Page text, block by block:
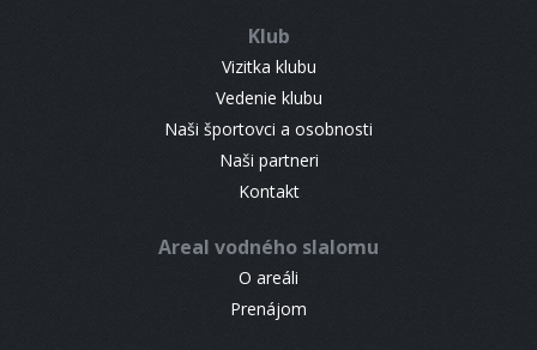
Klub
Vizitka klubu
Vedenie klubu
Naši športovci a osobnosti
Naši partneri
Kontakt
Areal vodného slalomu
O areáli
Prenájom
CONTACT